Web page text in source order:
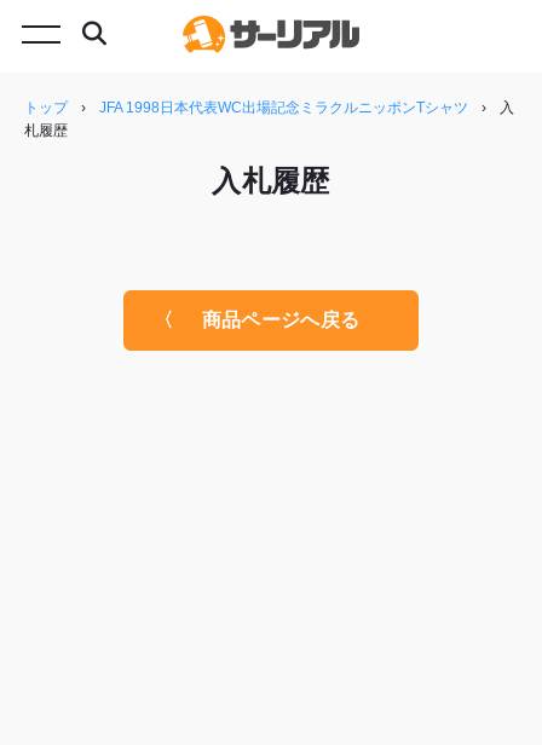
トップ › JFA 1998日本代表WC出場記念ミラクルニッポンTシャツ ›
入
札履歴
入札履歴
商品ページへ戻る